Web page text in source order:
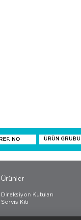
Ürünler
Direksiyon Kutuları
Servis Kiti